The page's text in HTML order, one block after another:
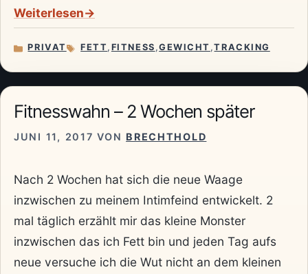
Weiterlesen
KATEGORIEN
PRIVAT
SCHLAGWÖRTER
FETT , FITNESS ,GEWICHT ,TRACKING
Fitnesswahn – 2 Wochen später
JUNI 11, 2017 VON BRECHTHOLD
Nach 2 Wochen hat sich die neue Waage
inzwischen zu meinem Intimfeind entwickelt. 2
mal täglich erzählt mir das kleine Monster
inzwischen das ich Fett bin und jeden Tag aufs
neue versuche ich die Wut nicht an dem kleinen